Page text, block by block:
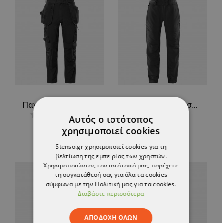
181,97 €
Παντελόνι εργασίας FRISTADS HELIUM OUTDOOR 4-STRETCH BLACK
190,19 €
Αυτός ο ιστότοπος
χρησιμοποιεί cookies
Stenso.gr χρησιμοποιεί cookies για τη
βελτίωση της εμπειρίας των χρηστών.
Χρησιμοποιώντας τον ιστότοπό μας, παρέχετε
τη συγκατάθεσή σας για όλα τα cookies
σύμφωνα με την Πολιτική μας για τα cookies.
Διαβάστε περισσότερα
ΑΠΟΔΟΧΉ ΌΛΩΝ